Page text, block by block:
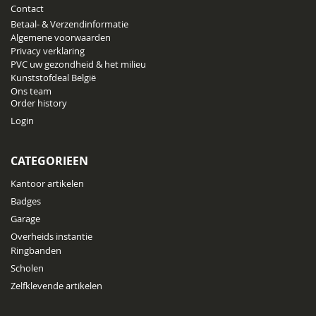
Contact
Betaal- & Verzendinformatie
Algemene voorwaarden
Privacy verklaring
PVC uw gezondheid & het milieu
Kunststofdeal België
Ons team
Order history
Login
CATEGORIEEN
Kantoor artikelen
Badges
Garage
Overheids instantie
Ringbanden
Scholen
Zelfklevende artikelen